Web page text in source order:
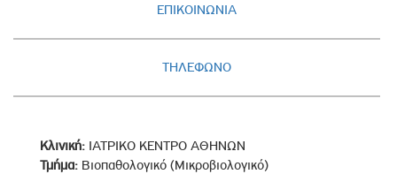
ΕΠΙΚΟΙΝΩΝΙΑ
ΤΗΛΕΦΩΝΟ
Κλινική: ΙΑΤΡΙΚΟ ΚΕΝΤΡΟ ΑΘΗΝΩΝ
Τμήμα: Βιοπαθολογικό (Μικροβιολογικό)